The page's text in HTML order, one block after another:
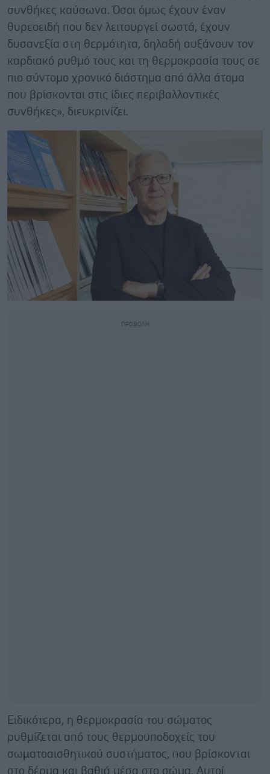
συνθήκες καύσωνα. Όσοι όμως έχουν έναν
θυρεοειδή που δεν λειτουργεί σωστά, έχουν
δυσανεξία στη θερμότητα, δηλαδή αυξάνουν τον
καρδιακό ρυθμό τους και τη θερμοκρασία τους σε
πιο σύντομο χρονικό διάστημα από άλλα άτομα
που βρίσκονται στις ίδιες περιβαλλοντικές
συνθήκες», διευκρινίζει.
Ειδικότερα, η θερμοκρασία του σώματος
ρυθμίζεται από τους θερμοϋποδοχείς του
σωµατοαισθητικού συστήματος, που βρίσκονται
στο δέρμα και βαθιά μέσα στο σώμα. Αυτοί